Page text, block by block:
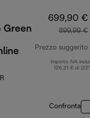
Green
699,90 €
899,99 €
Prezzo suggerito
Importo IVA
126,21 € di
Confronta